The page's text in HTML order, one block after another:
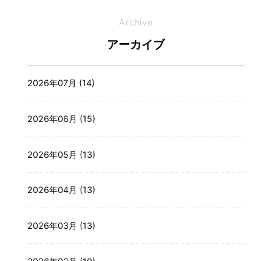
Archive
アーカイブ
2026年07月 (14)
2026年06月 (15)
2026年05月 (13)
2026年04月 (13)
2026年03月 (13)